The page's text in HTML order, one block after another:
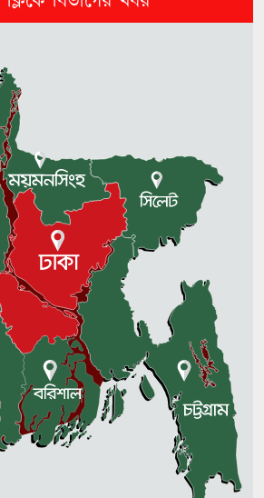
ওসমানীনগর দুর্ঘটনা: দুই চালকই
টাঙ্গুয়ার হাওরে গোসলে নেমে পর্যটকের
মৃত্যু
নওগাঁ জেলা বিএনপির নেতাদের সঙ্গে
রিজভীর মতবিনিময়
শেখ হাসিনা ডিসেম্বরে দেশে ফিরে
আইনি পথে হাঁটুক: আইনমন্ত্রী